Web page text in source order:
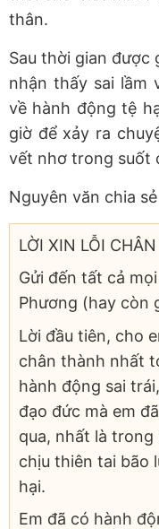
thân.
Sau thời gian được
nhận thấy sai lầm
về hành động tệ
giờ để xảy ra
vết nhơ trong suốt
Nguyên văn chia
LỜI XIN LỖI
Gửi đến tất cả
Phương (hay còn
Lời đầu tiên, cho
chân thành nhất
hành động sai
đạo đức mà em
qua, nhất là
chịu thiên tai bão
hại.
Em đã có hành